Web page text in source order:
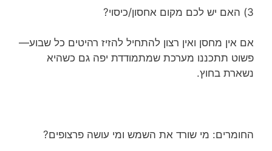
3) האם יש לכם מקום אחסון/כיסוי?
אם אין מחסן ואין רצון להתחיל להזיז רהיטים כל שבוע—
פשוט תתכננו מערכת שמתמודדת יפה גם כשהיא
נשארת בחוץ.
החומרים: מי שורד את השמש ומי עושה פרצופים?